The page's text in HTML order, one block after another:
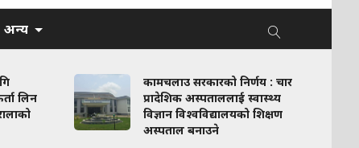
अन्य
लिन
कामचलाउ सरकारको निर्णय : चार
प्रादेशिक अस्पताललाई स्वास्थ्य
विज्ञान विश्वविद्यालयको शिक्षण
अस्पताल बनाउने